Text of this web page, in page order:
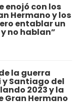
enojó con los
Hermano y los
entablar un
no hablan”
la guerra
y Santiago del
2023 y la
Gran Hermano